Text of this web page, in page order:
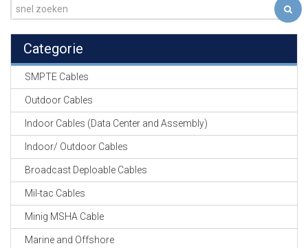
GEVLOCHTEN KOUS
KRIMP KOUS
KOPER KABEL
OP ROL
FIBER CABLE
GE-ASSEMBLEERDE
Categorie
SMPTE Cables
Outdoor Cables
Indoor Cables (Data Center and Assembly)
Indoor/ Outdoor Cables
Broadcast Deploable Cables
Mil-tac Cables
Minig MSHA Cable
Marine and Offshore